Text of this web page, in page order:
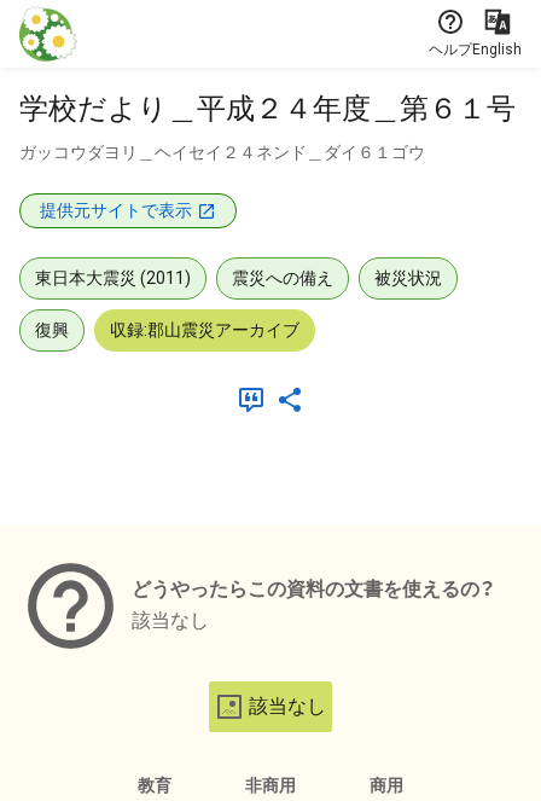
本文に飛ぶ
ヘルプEnglish
学校だより＿平成２４年度＿第６１号
ガッコウダヨリ＿ヘイセイ２４ネンド＿ダイ６１ゴウ
提供元サイトで表示
東日本大震災 (2011) 震災への備え 被災状況
復興 収録:郡山震災アーカイブ
どうやったらこの資料の文書を使えるの？
該当なし
該当なし
教育 非商用 商用